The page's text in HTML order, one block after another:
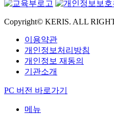
Copyright© KERIS. ALL
이용약관
개인정보처리방침
개인정보 재동의
기관소개
PC 버전 바로가기
메뉴